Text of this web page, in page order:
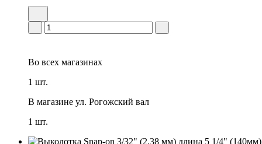
Во всех магазинах
1 шт.
В магазине ул. Рогожский вал
1 шт.